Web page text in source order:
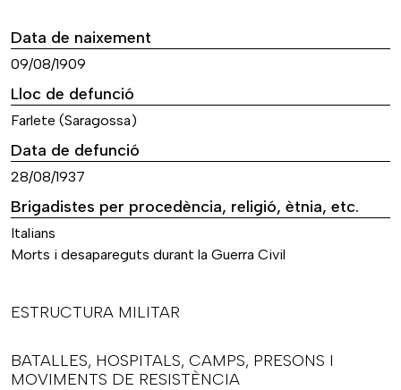
Data de naixement
09/08/1909
Lloc de defunció
Farlete (Saragossa)
Data de defunció
28/08/1937
Brigadistes per procedència, religió, ètnia, etc.
Italians
Morts i desapareguts durant la Guerra Civil
ESTRUCTURA MILITAR
BATALLES, HOSPITALS, CAMPS, PRESONS I
MOVIMENTS DE RESISTÈNCIA